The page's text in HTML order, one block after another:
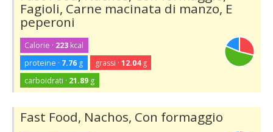
Fagioli, Carne macinata di manzo, E
peperoni
Calorie · 223 kcal
proteine · 7.76 g grassi · 12.04g
carboidrati · 21.89 g
Fast Food, Nachos, Con formaggio